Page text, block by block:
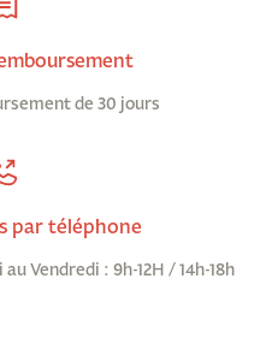
de 30 jours
par téléphone
au Vendredi : 9h-12H / 14h-18h